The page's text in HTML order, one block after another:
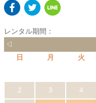
レンタル期間：
◁
日
月 火
2 3 4